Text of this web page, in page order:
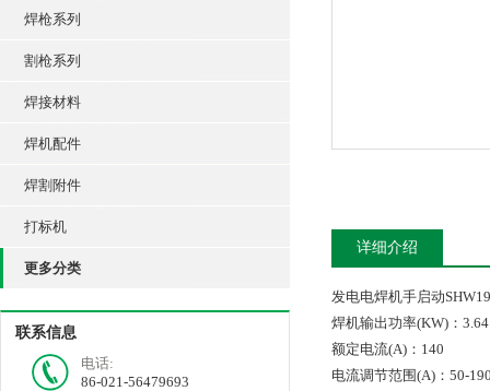
焊枪系列
割枪系列
焊接材料
焊机配件
焊割附件
打标机
更多分类
联系信息
电话:
86-021-56479693
详细介绍
发电电焊机手启动
焊机输出功率(KW)：3.64
额定电流(A)：140
电流调节范围(A)：50-